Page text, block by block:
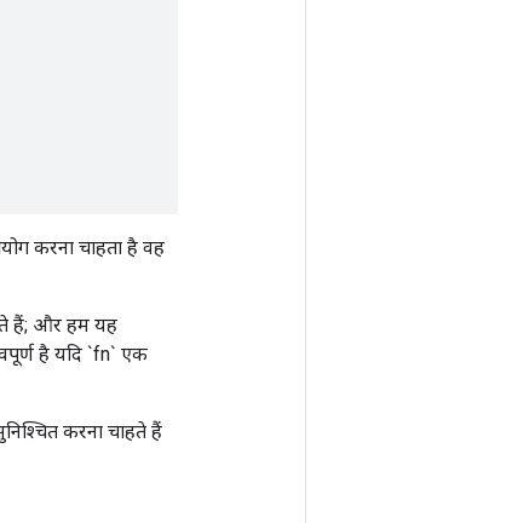
करना चाहता है वह
हैं; और हम यह
है यदि `fn` एक
करना चाहते हैं